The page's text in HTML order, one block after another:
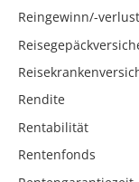
Reingewinn/-verlust
Rendite
Rentabilität
Rentenfonds